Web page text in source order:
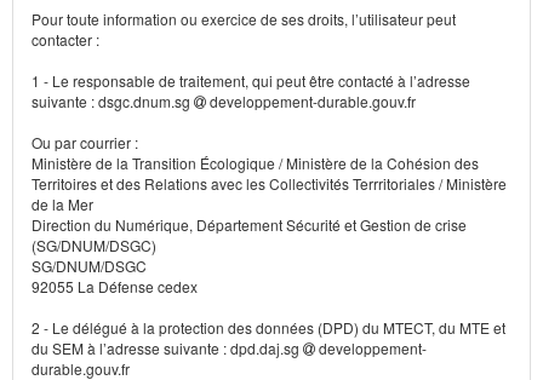
Pour toute information ou exercice de ses droits, l’utilisateur peut
contacter :
1 - Le responsable de traitement, qui peut être contacté à l’adresse
suivante : dsgc.dnum.sg
developpement-durable.gouv.fr
Ou par courrier :
Ministère de la Transition Écologique / Ministère de la Cohésion des
Territoires et des Relations avec les Collectivités Terrritoriales / Ministère
de la Mer
Direction du Numérique, Département Sécurité et Gestion de crise
(SG/DNUM/DSGC)
SG/DNUM/DSGC
92055 La Défense cedex
2 - Le délégué à la protection des données (DPD) du MTECT, du MTE et
du SEM à l’adresse suivante : dpd.daj.sg
developpement-
durable.gouv.fr